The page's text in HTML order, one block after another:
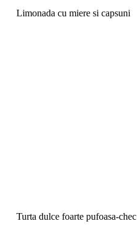
Limonada cu miere si capsuni
Turta dulce foarte pufoasa-chec